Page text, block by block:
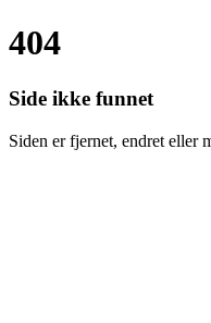
404
Side ikke funnet
Siden er fjernet, endret eller